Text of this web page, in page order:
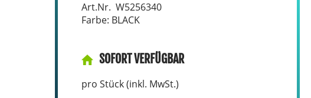
Art.Nr. W5256340
Farbe: BLACK
SOFORT VERFÜGBAR
pro Stück (inkl. MwSt.)